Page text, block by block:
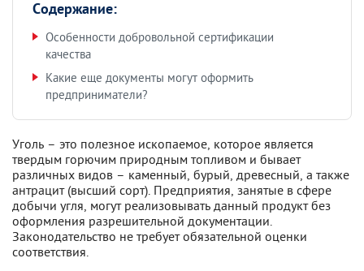
Содержание:
Особенности добровольной сертификации
качества
Какие еще документы могут оформить
предприниматели?
Уголь – это полезное ископаемое, которое является
твердым горючим природным топливом и бывает
различных видов – каменный, бурый, древесный, а также
антрацит (высший сорт). Предприятия, занятые в сфере
добычи угля, могут реализовывать данный продукт без
оформления разрешительной документации.
Законодательство не требует обязательной оценки
соответствия.